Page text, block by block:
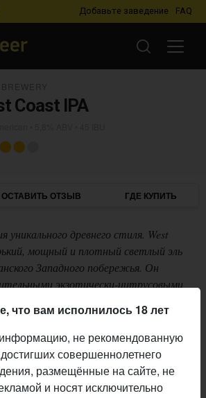
Добавьте заведение FAQ
Coast IPA
ОСТАВИТЬ ОТЗЫВ ГДЕ КУПИТЬ
уникального древнего стиля. West
мощный и плотный светлый эль
Западного побережья. Он
экзотически-цитрусовыми
ощутимая характерная приятная
слегка затуманенный цвет
Brewery
что вам исполнилось 18 лет
не рекомендованную
совершеннолетнего
размещённые на сайте, не
и носят исключительно